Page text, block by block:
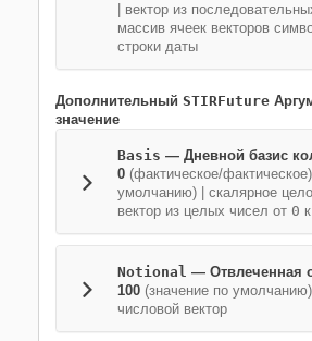
вектор из
массив ячеек векторов
строки даты
Дополнительный STIRFuture
значение
Basis — Дневной базис
0 (фактическое/фактическое)
умолчанию) | скалярное
вектор из целых чисел от 0 к
Notional — Отвлеченная
100 (значение по умолчанию)
числовой вектор